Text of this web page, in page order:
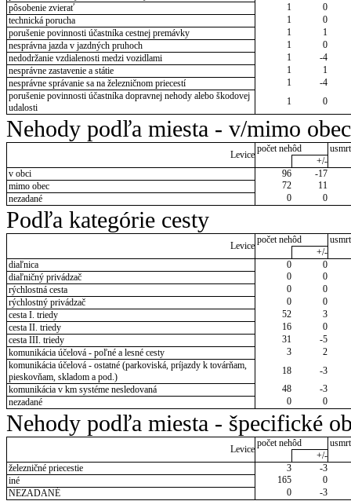
pôsobenie zvierať
1
0
technická porucha
1
0
porušenie povinnosti účastníka cestnej premávky
1
1
nesprávna jazda v jazdných pruhoch
1
0
nedodržanie vzdialenosti medzi vozidlami
1
-4
nesprávne zastavenie a státie
1
1
nesprávne správanie sa na železničnom priecestí
1
-4
porušenie povinnosti účastníka dopravnej nehody alebo škodovej
udalosti
1 0
Nehody podľa miesta - v/mimo obec
Levice
počet nehôd
+/-
v obci
96
-17
mimo obec
72
11
nezadané
0 0
Podľa kategórie cesty
Levice
počet nehôd
+/-
diaľnica
0
0
diaľničný privádzač
0
0
rýchlostná cesta
0
0
rýchlostný privádzač
0
0
cesta I. triedy
52
3
cesta II. triedy
16
0
cesta III. triedy
31
-5
komunikácia účelová - poľné a lesné cesty
3
2
komunikácia účelová - ostatné (parkoviská, príjazdy k továrňam,
pieskovňam, skladom a pod.)
18
-3
komunikácia v km systéme nesledovaná
48
-3
nezadané
0 0
Nehody podľa miesta - špecifické
Levice
počet nehôd
+/-
železničné priecestie
3
-3
iné
165
0
NEZADANÉ
0 -3